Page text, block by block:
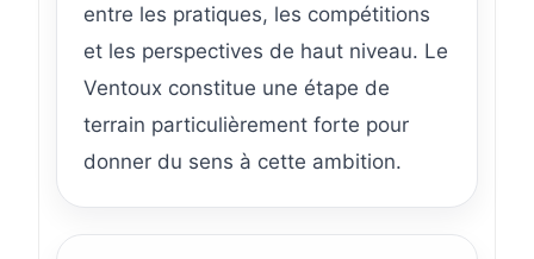
entre les pratiques, les compétitions
et les perspectives de haut niveau. Le
Ventoux constitue une étape de
terrain particulièrement forte pour
donner du sens à cette ambition.